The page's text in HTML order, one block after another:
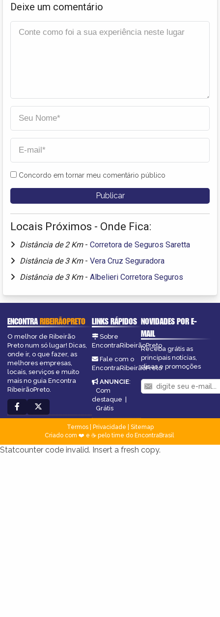
Deixe um comentário
Concordo em tornar meu comentário público
Locais Próximos - Onde Fica:
Distância de 2 Km - Corretora de Seguros Saretta
Distância de 3 Km - Vera Cruz Seguradora
Distância de 3 Km - Albelieri Corretora Seguros
ENCONTRARIBEIRÃOPRETO
O melhor de Ribeirão
Preto num só lugar! Dicas,
onde ir, o que fazer, as
melhores empresas,
locais, serviços e muito
mais no guia Encontra
RibeirãoPreto.
LINKS RÁPIDOS
Sobre
EncontraRibeirãoPreto
Fale com o
EncontraRibeirãoPreto
ANUNCIE:
Com
destaque |
Grátis
NOVIDADES POR E-
MAIL
Receba grátis as
principais notícias,
dicas e promoções
Termos| Privacidade
Sitemap
Criado com ❤️ e ☕ pelo time do EncontraBrasil
Statcounter code invalid. Insert a fresh copy.